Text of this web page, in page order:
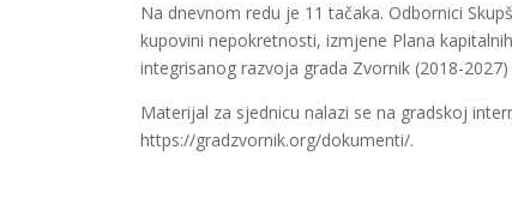
Na dnevnom redu je 11 tačaka. Odbornici
kupovini nepokretnosti, izmjene Plana
integrisanog razvoja grada Zvornik (2018-2027)
Materijal za sjednicu nalazi se na gradskoj
https://gradzvornik.org/dokumenti/.